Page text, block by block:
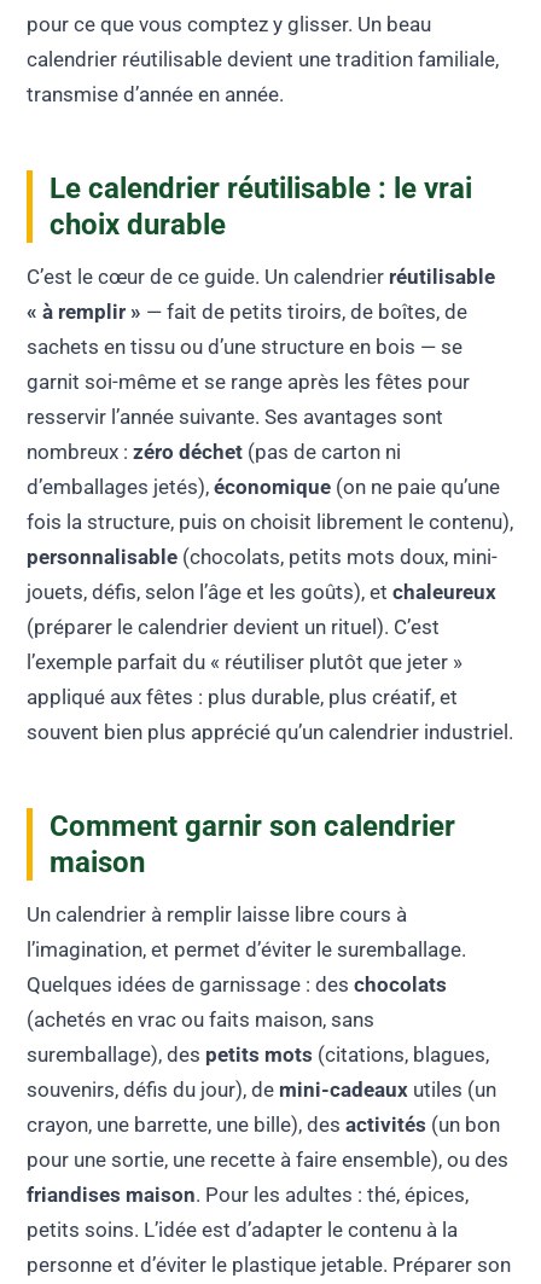
pour ce que vous comptez y glisser. Un beau
calendrier réutilisable devient une tradition familiale,
transmise d’année en année.
Le calendrier réutilisable : le vrai
choix durable
C’est le cœur de ce guide. Un calendrier réutilisable
« à remplir » — fait de petits tiroirs, de boîtes, de
sachets en tissu ou d’une structure en bois — se
garnit soi-même et se range après les fêtes pour
resservir l’année suivante. Ses avantages sont
nombreux :zéro déchet (pas de carton ni
d’emballages jetés),économique (on ne paie qu’une
fois la structure, puis on choisit librement le contenu),
personnalisable (chocolats, petits mots doux, mini-
jouets, défis, selon l’âge et les goûts), etchaleureux
(préparer le calendrier devient un rituel). C’est
l’exemple parfait du « réutiliser plutôt que jeter »
appliqué aux fêtes : plus durable, plus créatif, et
souvent bien plus apprécié qu’un calendrier industriel.
Comment garnir son calendrier
maison
Un calendrier à remplir laisse libre cours à
l’imagination, et permet d’éviter le suremballage.
Quelques idées de garnissage : deschocolats
(achetés en vrac ou faits maison, sans
suremballage), des petits mots (citations, blagues,
souvenirs, défis du jour), de mini-cadeaux utiles (un
crayon, une barrette, une bille), desactivités (un bon
pour une sortie, une recette à faire ensemble), ou des
friandises maison. Pour les adultes : thé, épices,
petits soins. L’idée est d’adapter le contenu à la
personne et d’éviter le plastique jetable. Préparer son